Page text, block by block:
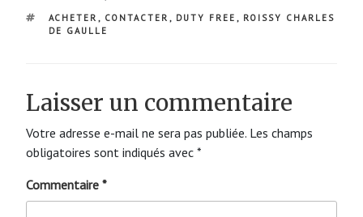
ÉTIQUETTES
ACHETER , CONTACTER , DUTY FREE , ROISSY CHARLES
DE GAULLE
Laisser un commentaire
Votre adresse e-mail ne sera pas publiée. Les champs
obligatoires sont indiqués avec *
Commentaire *